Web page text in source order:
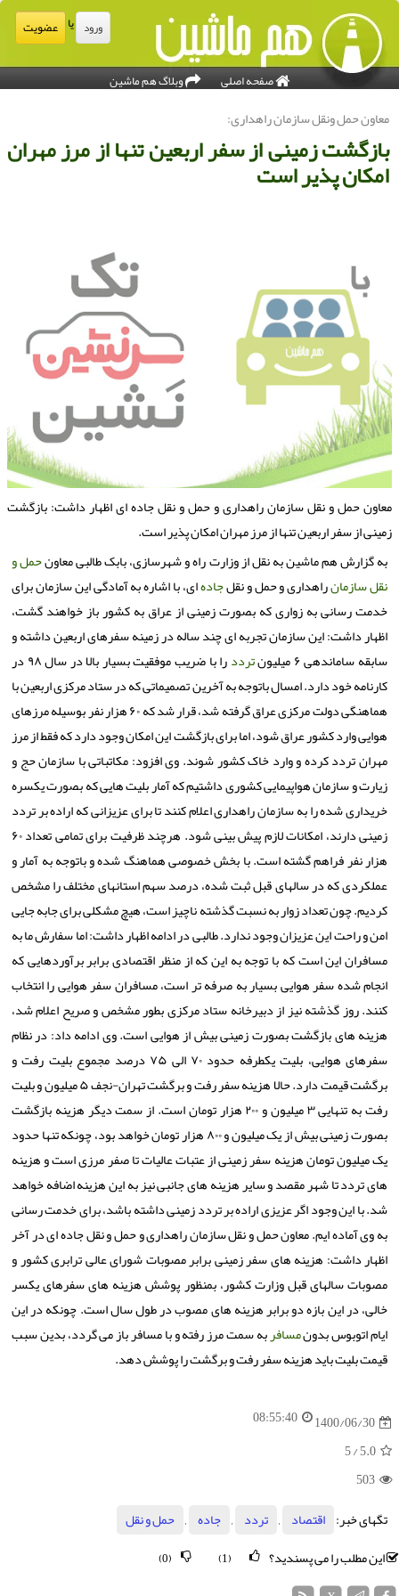
ورود عضویت
صفحه اصلی وبلاگ هم ماشین
معاون حمل ونقل سازمان راهداری:
بازگشت زمینی از سفر اربعین تنها از مرز مهران
امکان پذیر است
حمل و نقل سازمان راهداری و حمل و نقل جاده ای اظهار داشت: بازگشت
از سفر اربعین تنها از مرز مهران امکان پذیر است.
به گزارش هم ماشین به نقل از وزارت راه و شهرسازی، بابک طالبی معاونحمل و
نقلسازمانراهداری و حمل و نقلجادهای، با اشاره به آمادگی این سازمان برای
خدمت رسانی به زواری که بصورت زمینی از عراق به کشور باز خواهند گشت،
اظهار داشت: این سازمان تجربه ای چند ساله در زمینه سفرهای اربعین داشته و
سابقه ساماندهی ۶ میلیون
تردد
را با ضریب موفقیت بسیار بالا در سال ۹۸ در
کارنامه خود دارد. امسال باتوجه به آخرین تصمیماتی که در ستاد مرکزی اربعین با
هماهنگی دولت مرکزی عراق گرفته شد، قرار شد که ۶۰ هزار نفر بوسیله مرزهای
هوایی وارد کشور عراق شود، اما برای بازگشت این امکان وجود دارد که فقط از مرز
مهران تردد کرده و وارد خاک کشور شوند. وی افزود: مکاتباتی با سازمان حج و
زیارت و سازمان هواپیمایی کشوری داشتیم که آمار بلیت هایی که بصورت یکسره
خریداری شده را به سازمان راهداری اعلام کنند تا برای عزیزانی که اراده بر تردد
زمینی دارند، امکانات لازم پیش بینی شود. هرچند ظرفیت برای تمامی تعداد ۶۰
هزار نفر فراهم گشته است. با بخش خصوصی هماهنگ شده و باتوجه به آمار و
عملکردی که در سالهای قبل ثبت شده، درصد سهم استانهای مختلف را مشخص
کردیم. چون تعداد زوار به نسبت گذشته ناچیز است، هیچ مشکلی برای جابه جایی
امن و راحت این عزیزان وجود ندارد. طالبی در ادامه اظهار داشت: اما سفارش ما به
مسافران این است که با توجه به این که از منظر اقتصادی برابر برآوردهایی که
انجام شده سفر هوایی بسیار به صرفه تر است، مسافران سفر هوایی را انتخاب
کنند. روز گذشته نیز از دبیرخانه ستاد مرکزی بطور مشخص و صریح اعلام شد،
هزینه های بازگشت بصورت زمینی بیش از هوایی است. وی ادامه داد: در نظام
سفرهای هوایی، بلیت یکطرفه حدود ۷۰ الی ۷۵ درصد مجموع بلیت رفت و
برگشت قیمت دارد. حالا هزینه سفر رفت و برگشت تهران-نجف ۵ میلیون و بلیت
رفت به تنهایی ۳ میلیون و ۲۰۰ هزار تومان است. از سمت دیگر هزینه بازگشت
بصورت زمینی بیش از یک میلیون و ۸۰۰ هزار تومان خواهد بود، چونکه تنها حدود
یک میلیون تومان هزینه سفر زمینی از عتبات عالیات تا صفر مرزی است و هزینه
های تردد تا شهر مقصد و سایر هزینه های جانبی نیز به این هزینه اضافه خواهد
شد. با این وجود اگر عزیزی اراده بر تردد زمینی داشته باشد، برای خدمت رسانی
به وی آماده ایم. معاون حمل و نقل سازمان راهداری و حمل و نقل جاده ای در آخر
اظهار داشت: هزینه های سفر زمینی برابر مصوبات شورای عالی ترابری کشور و
مصوبات سالهای قبل وزارت کشور، بمنظور پوشش هزینه های سفرهای یکسر
خالی، در این بازه دو برابر هزینه های مصوب در طول سال است. چونکه در این
ایام اتوبوس بدونمسافربه سمت مرز رفته و با مسافر باز می گردد، بدین سبب
قیمت بلیت باید هزینه سفر رفت و برگشت را پوشش دهد.
1400/06/30
08:55:40
5.0
/ 5
503
تگهای خبر:
اقتصاد , تردد , جاده ,
حمل و نقل
این مطلب را می پسندید؟
(0)